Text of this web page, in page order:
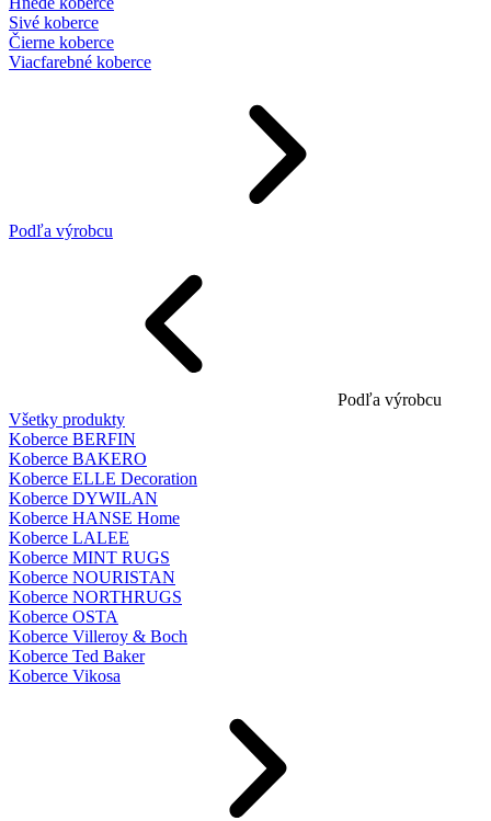
Sivé koberce
Čierne koberce
Viacfarebné koberce
Podľa výrobcu
Podľa výrobcu
Všetky produkty
Koberce BERFIN
Koberce BAKERO
Koberce ELLE Decoration
Koberce DYWILAN
Koberce HANSE Home
Koberce LALEE
Koberce MINT RUGS
Koberce NOURISTAN
Koberce NORTHRUGS
Koberce OSTA
Koberce Villeroy & Boch
Koberce Ted Baker
Koberce Vikosa